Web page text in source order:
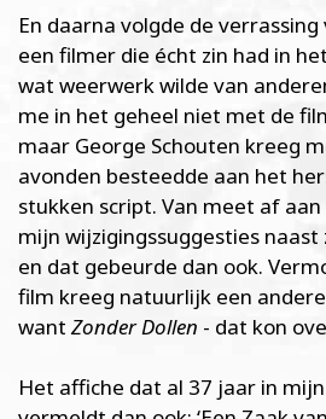
En daarna volgde de
een filmer die écht zin had in
wat weerwerk wilde van
me in het geheel niet met de
maar George Schouten kreeg
avonden besteedde aan het
stukken script. Van meet af
mijn wijzigingssuggesties naast
en dat gebeurde dan ook.
film kreeg natuurlijk een
want Zonder Dollen - dat kon
Het affiche dat al 37 jaar in